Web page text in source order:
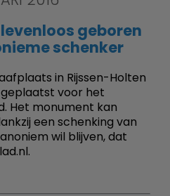
geboren
schenker
in Rijssen-Holten
voor het
Het monument kan
een schenking van
wil blijven, dat